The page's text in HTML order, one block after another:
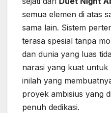
semua elemen di atas
sama lain. Sistem
terasa spesial tanpa
dan dunia yang luas
narasi yang kuat untuk
inilah yang
proyek ambisius yang
penuh dedikasi.